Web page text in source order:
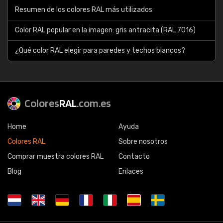
Resumen de los colores RAL más utilizados
Color RAL popular en la imagen: gris antracita (RAL 7016)
¿Qué color RAL elegir para paredes y techos blancos?
ColoresRAL.com.es
Home
Colores RAL
Comprar muestra colores RAL
Blog
Ayuda
Sobre nosotros
Contacto
Enlaces